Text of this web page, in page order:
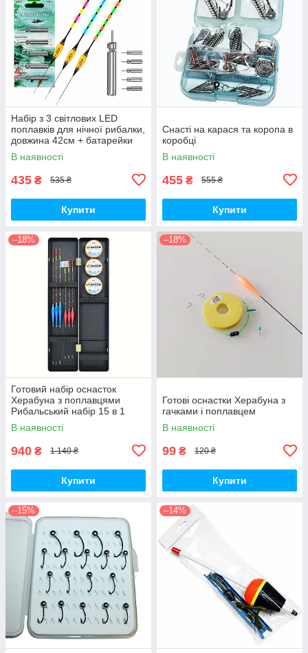
Набір з 3 світлових LED
поплавків для нічної рибалки,
довжина 42см + батарейки
CR425-5шт
В наявності
435 ₴ 535 ₴
Купити
Снасті на карася та коропа в
коробці
В наявності
455 ₴ 555 ₴
Купити
–18%
Готовий набір оснасток
Херабуна з поплавцями
Рибальський набір 15 в 1
В наявності
940 ₴ 1 140 ₴
Купити
–18%
Готові оснастки Херабуна з
гачками і поплавцем
В наявності
99 ₴ 120 ₴
Купити
–15% –14%